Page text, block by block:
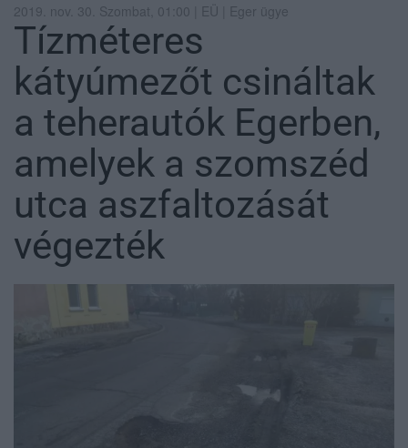
2019. nov. 30. Szombat, 01:00 | EÜ | Eger ügye
Tízméteres
kátyúmezőt csináltak
a teherautók Egerben,
amelyek a szomszéd
utca aszfaltozását
végezték